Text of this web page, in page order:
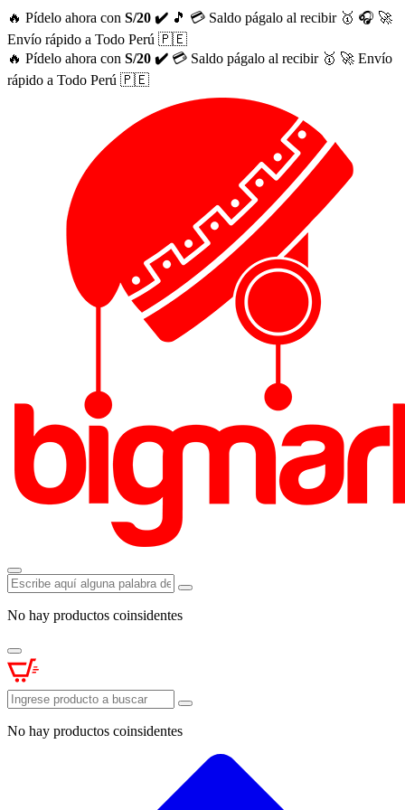
🔥 Pídelo ahora con S/20 ✔️ 🎵 💳 Saldo págalo al recibir 🥇 🎧 🚀
Envío rápido a Todo Perú 🇵🇪
🔥 Pídelo ahora con S/20 ✔️ 💳 Saldo págalo al recibir 🥇 🚀 Envío
rápido a Todo Perú 🇵🇪
No hay productos coinsidentes
No hay productos coinsidentes